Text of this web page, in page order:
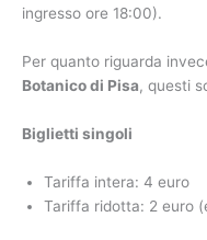
ingresso ore 18:00).
Per quanto riguarda
Botanico di Pisa, questi
Biglietti singoli
Tariffa intera: 4 euro
Tariffa ridotta: 2 euro